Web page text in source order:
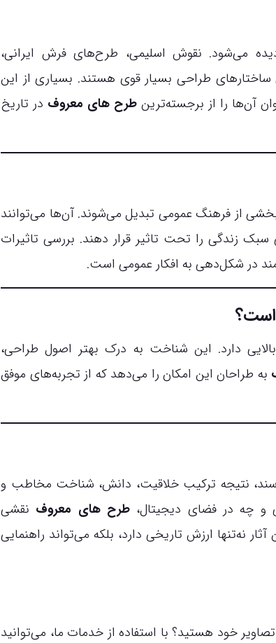
می‌شود. نقوش اسلیمی، طرح‌های فرش ایرانی،
طراحی بسیار قوی هستند. بسیاری از این
آن‌ها را از برجسته‌ترین طرح های معروف در تاریخ
از فرهنگ عمومی تبدیل می‌شوند. آن‌ها می‌توانند
زندگی را تحت تاثیر قرار دهند. بررسی تاثیرات
در شکل‌دهی به افکار عمومی است.
دارد. این شناخت به درک بهتر اصول طراحی،
به طراحان این امکان را می‌دهد که از تجربه‌های موفق
نتیجه ترکیب خلاقیت، دانش، شناخت مخاطب و
و چه در فضای دیجیتال، طرح های معروف نقشی
نه‌تنها ارزش تاریخی دارد، بلکه می‌تواند راهنمایی
خود هستید؟ با استفاده از خدمات ما، می‌توانید